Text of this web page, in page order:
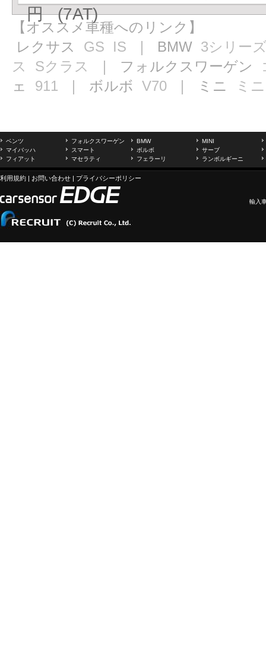
円 (7AT)
【オススメ車種へのリンク】
レクサス GS IS ｜ BMW 3シリー
ス
Sクラス ｜ フォルクスワーゲン
ェ 911 ｜ ボルボ V70 ｜ ミニ ミニ
ベンツ フォルクスワーゲン BMW
MINI
マイバッハ
スマート ボルボ
サーブ
フィアット
マセラティ フェラーリ ランボルギーニ
利用規約 | お問い合わせ | プライバシーポリシー
輸入